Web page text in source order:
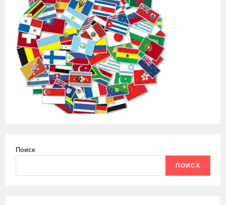
Поиск
ПОИСК